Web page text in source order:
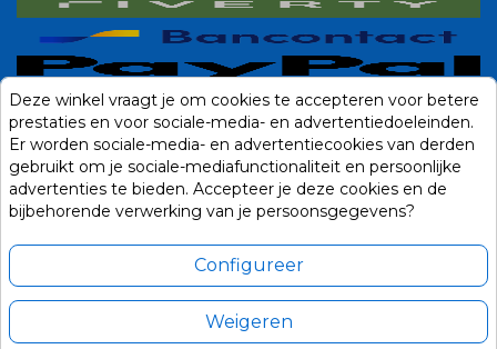
Deze winkel vraagt je om cookies te accepteren voor betere
prestaties en voor sociale-media- en advertentiedoeleinden.
Er worden sociale-media- en advertentiecookies van derden
gebruikt om je sociale-mediafunctionaliteit en persoonlijke
advertenties te bieden. Accepteer je deze cookies en de
bijbehorende verwerking van je persoonsgegevens?
Configureer
Weigeren